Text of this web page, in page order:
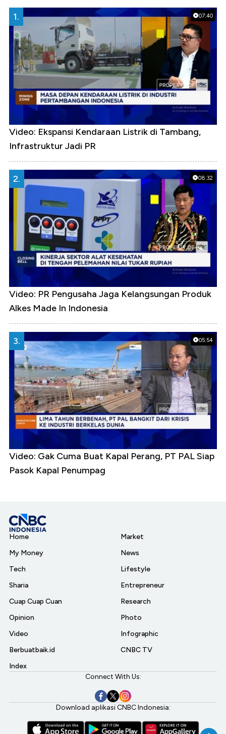
07:40
1.
Video: Ekspansi Kendaraan Listrik di Tambang,
Infrastruktur Jadi PR
08:32
2.
Video: PR Pengusaha Jaga Kelangsungan Produk
Alkes Made In Indonesia
05:54
3.
Video: Gak Cuma Buat Kapal Perang, PT PAL Siap
Pasok Kapal Penumpag
Home
My Money
Tech
Sharia
Cuap Cuap Cuan
Opinion
Video
Berbuatbaik.id
Index
Market
News
Lifestyle
Entrepreneur
Research
Photo
Infographic
CNBC TV
Connect With Us:
Download aplikasi CNBC Indonesia: